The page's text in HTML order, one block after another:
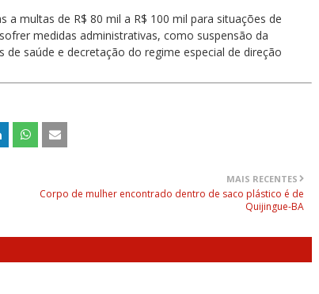
multas de R$ 80 mil a R$ 100 mil para situações de
medidas administrativas, como suspensão da
saúde e decretação do regime especial de direção
MAIS RECENTES
Corpo de mulher encontrado dentro de saco plástico é de
Quijingue-BA